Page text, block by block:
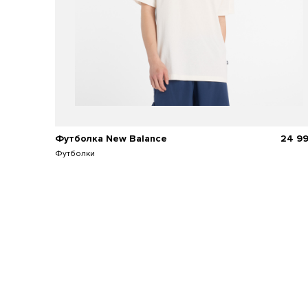
Футболка New Balance
Футболки
24